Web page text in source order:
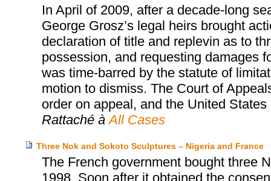
In April of 2009, after a decade-long
George Grosz’s legal heirs brought
declaration of title and replevin as to
possession, and requesting damages
was time-barred by the statute of
motion to dismiss. The Court of
order on appeal, and the United
Rattaché à All Cases
Three Nok and Sokoto Sculptures – Nigeria and France
The French government bought three
1998. Soon after it obtained the